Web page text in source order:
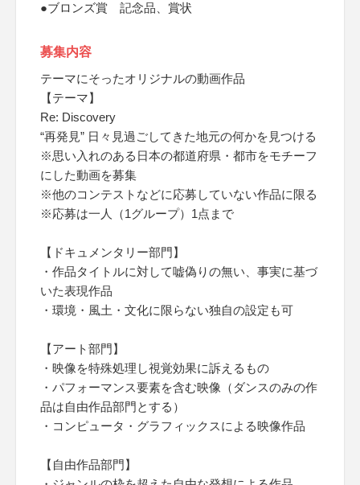
●ブロンズ賞 記念品、賞状
募集内容
テーマにそったオリジナルの動画作品
【テーマ】
Re: Discovery
“再発見” 日々見過ごしてきた地元の何かを見つける
※思い入れのある日本の都道府県・都市をモチーフ
にした動画を募集
※他のコンテストなどに応募していない作品に限る
※応募は一人（1グループ）1点まで
【ドキュメンタリー部門】
・作品タイトルに対して嘘偽りの無い、事実に基づ
いた表現作品
・環境・風土・文化に限らない独自の設定も可
【アート部門】
・映像を特殊処理し視覚効果に訴えるもの
・パフォーマンス要素を含む映像（ダンスのみの作
品は自由作品部門とする）
・コンピュータ・グラフィックスによる映像作品
【自由作品部門】